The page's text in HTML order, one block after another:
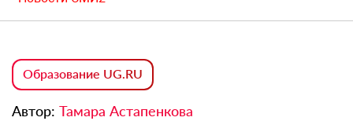
Образование UG.RU
Автор: Тамара Астапенкова